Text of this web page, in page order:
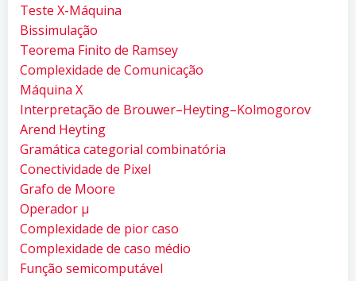
Teste X-Máquina
Bissimulação
Teorema Finito de Ramsey
Complexidade de Comunicação
Máquina X
Interpretação de Brouwer–Heyting–Kolmogorov
Arend Heyting
Gramática categorial combinatória
Conectividade de Pixel
Grafo de Moore
Operador µ
Complexidade de pior caso
Complexidade de caso médio
Função semicomputável